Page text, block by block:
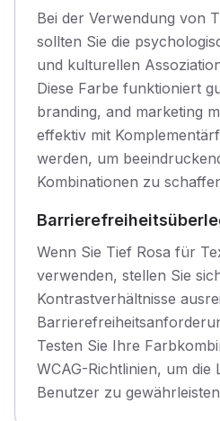
Bei der Verwendung von
sollten Sie die
und kulturellen
Diese Farbe funktioniert
branding, and marketing
effektiv mit
werden, um
Kombinationen zu
Wenn Sie Tief Rosa für
verwenden, stellen Sie
Kontrastverhältnisse
Testen Sie Ihre
WCAG-Richtlinien, um die
Benutzer zu